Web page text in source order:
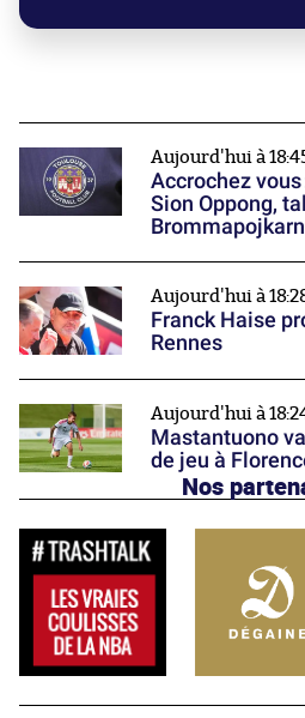
Aujourd'hui à
Accrochez vous
Sion Oppong,
Aujourd'hui à
Franck Haise
Rennes
Aujourd'hui à
Mastantuono
de jeu à
Nos